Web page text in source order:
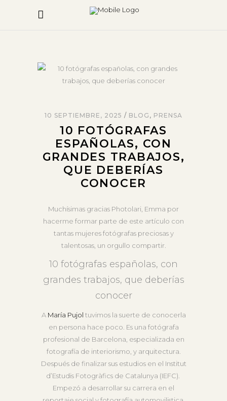
10 SEPTIEMBRE, 2025 BLOG , PRENSA
10 FOTÓGRAFAS
ESPAÑOLAS, CON
GRANDES TRABAJOS,
QUE DEBERÍAS
CONOCER
Muchísimas gracias Photolari, Emma por
hacerme formar parte de este artículo con
tantas mujeres fotógrafas preciosas y
talentosas, un orgullo compartir.
10 fotógrafas españolas, con
grandes trabajos, que deberías
conocer
A María Pujol tuvimos la suerte de conocerla
en persona hace poco. Es una fotógrafa
profesional de Barcelona, especializada en
fotografía de interiorismo, y arquitectura.
Después de finalizar sus estudios en el Institut
d’Estudis Fotogràfics de Catalunya (IEFC).
Empezó a desarrollar su carrera en el